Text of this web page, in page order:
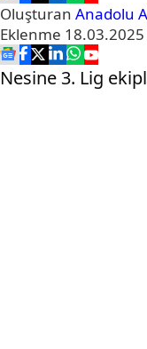
Oluşturan Anadolu
Eklenme
Nesine 3. Lig